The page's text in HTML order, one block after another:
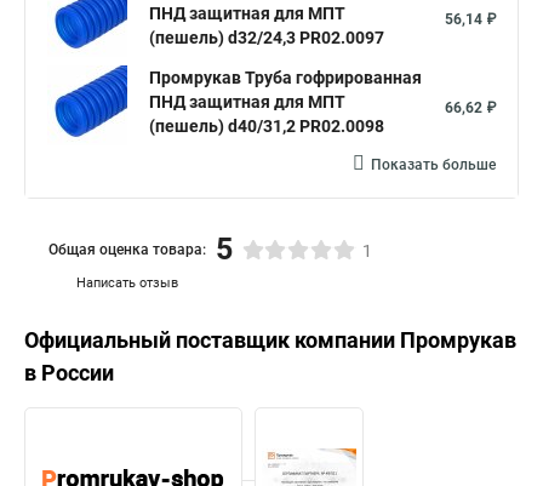
ПНД защитная для МПТ
(пешель) d32/24,3 PR02.0097
56,14 ₽
Промрукав Труба гофрированная
ПНД защитная для МПТ
(пешель) d40/31,2 PR02.0098
66,62 ₽
Показать больше
Написать отзыв
Общая оценка товара: 5 1
Официальный поставщик компании Промрукав
в России